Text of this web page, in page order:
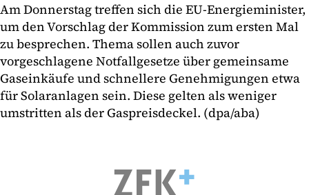
Am Donnerstag treffen sich die EU-Energieminister,
um den Vorschlag der Kommission zum ersten Mal
zu besprechen. Thema sollen auch zuvor
vorgeschlagene Notfallgesetze über gemeinsame
Gaseinkäufe und schnellere Genehmigungen etwa
für Solaranlagen sein. Diese gelten als weniger
umstritten als der Gaspreisdeckel. (dpa/aba)